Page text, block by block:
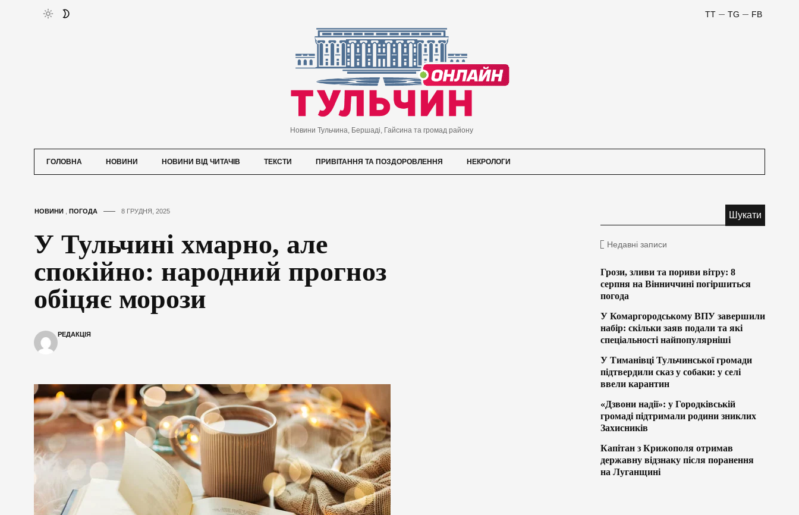
FB
TG
TT
Новини Тульчина, Бершаді, Гайсина та громад району
ГОЛОВНА НОВИНИ НОВИНИ ВІД ЧИТАЧІВ ТЕКСТИ ПРИВІТАННЯ ТА ПОЗДОРОВЛЕННЯ НЕКРОЛОГИ
НОВИНИ ПОГОДА 8 ГРУДНЯ, 2025
У Тульчині хмарно, але
спокійно: народний прогноз
обіцяє морози
РЕДАКЦІЯ
Недавні записи
Грози, зливи та пориви вітру: 8
серпня на Вінниччині погіршиться
погода
У Комаргородському ВПУ завершили
набір: скільки заяв подали та які
спеціальності найпопулярніші
У Тиманівці Тульчинської громади
підтвердили сказ у собаки: у селі
ввели карантин
«Дзвони надії»: у Городківській
громаді підтримали родини зниклих
Захисників
Капітан з Крижополя отримав
державну відзнаку після поранення
на Луганщині